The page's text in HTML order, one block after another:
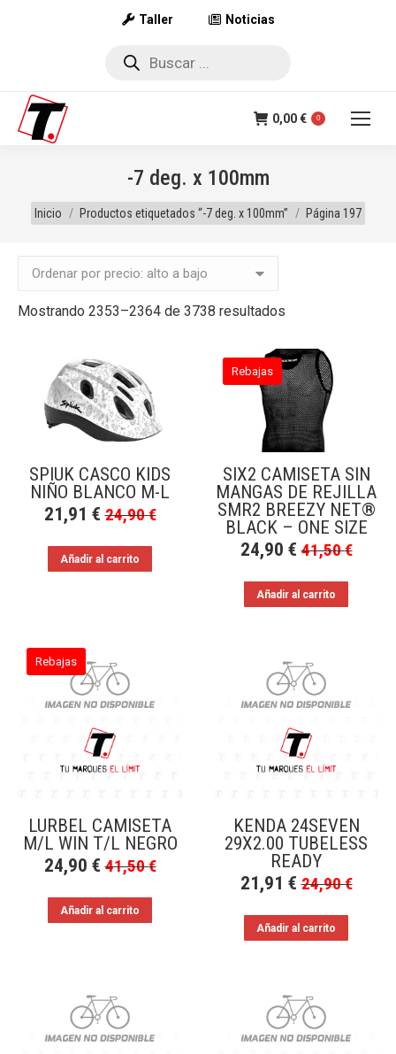
Taller Noticias
Búsqueda
0,00€ 0
-7 deg. x 100mm
Estás aquí:
Inicio Productos etiquetados “-7 deg. x 100mm” Página 197
Mostrando 2353–2364 de 3738 resultados
precio:
alto
a
bajo
SPIUK CASCO KIDS
NIÑO BLANCO M-L
21,91 € 24,90€
Añadir al carrito
Rebajas
SIX2 CAMISETA SIN
MANGAS DE REJILLA
SMR2 BREEZY NET®
BLACK – ONE SIZE
24,90 € 41,50€
Añadir al carrito
Rebajas
LURBEL CAMISETA
M/L WIN T/L NEGRO
24,90 € 41,50€
Añadir al carrito
KENDA 24SEVEN
29X2.00 TUBELESS
READY
21,91 € 24,90€
Añadir al carrito